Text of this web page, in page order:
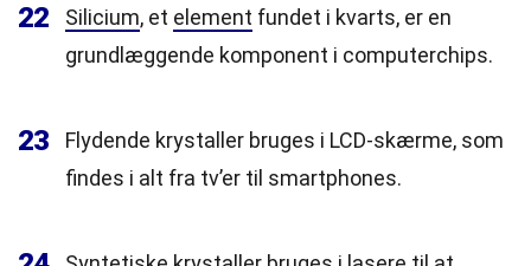
22 Silicium, et element fundet i kvarts, er en
grundlæggende komponent i computerchips.
23
Flydende krystaller bruges i LCD-skærme, som
findes i alt fra tv’er til smartphones.